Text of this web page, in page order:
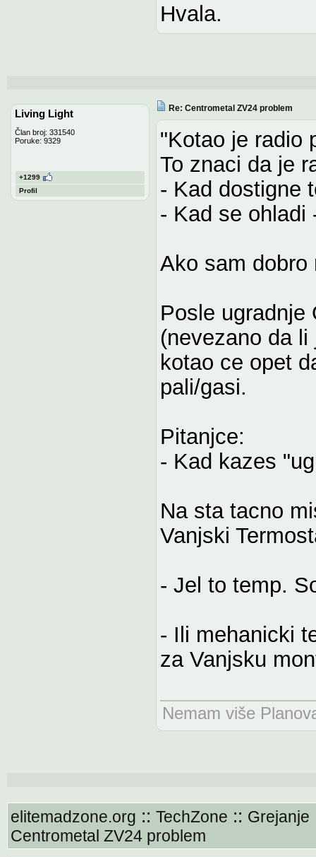
Hvala.
Living Light
Član broj: 331540
Poruke: 9329
+1299
Profil
Re: Centrometal ZV24 problem
"Kotao je radio
To znaci da je
- Kad dostigne
- Kad se ohladi
Ako sam dobro
Posle ugradnje
(nevezano da
kotao ce opet
pali/gasi.
Pitanjce:
- Kad kazes
Na sta tacno
Vanjski
- Jel to temp.
- Ili mehanicki
za Vanjsku
Nemam više
elitemadzone.org :: TechZone :: Grejanje
Centrometal ZV24 problem